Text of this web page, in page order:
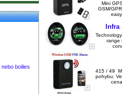
boilies
Mini
GSM/
range
415 / 49
pohybu.